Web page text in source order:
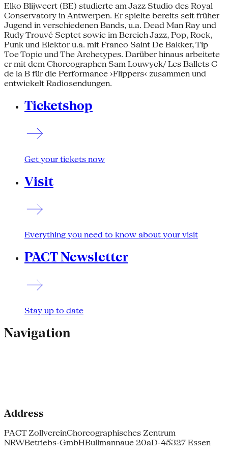
Elko Blijweert (BE) studierte am Jazz Studio des Royal
Conservatory in Antwerpen. Er spielte bereits seit früher
Jugend in verschiedenen Bands, u.a. Dead Man Ray und
Rudy Trouvé Septet sowie im Bereich Jazz, Pop, Rock,
Punk und Elektor u.a. mit Franco Saint De Bakker, Tip
Toe Topic und The Archetypes. Darüber hinaus arbeitete
er mit dem Choreographen Sam Louwyck/ Les Ballets C
de la B für die Performance ›Flippers‹ zusammen und
entwickelt Radiosendungen.
Ticketshop
Get your tickets now
Visit
Everything you need to know about your visit
PACT Newsletter
Stay up to date
Navigation
Address
PACT ZollvereinChoreographisches Zentrum
NRWBetriebs-GmbHBullmannaue 20aD-45327 Essen